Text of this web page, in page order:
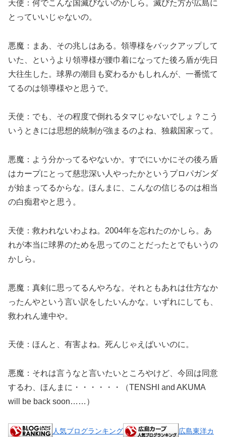
天使：何でこんな国滅びないのかしら。滅びた方が広島に
とっていいじゃないの。
悪魔：まあ、その兆しはある。領導様をバックアップして
いた、というより領導様が腰巾着になってた後ろ盾が先日
大往生した。球界の潮目も変わるかもしれんが、一番慌て
てるのは領導様やと思うで。
天使：でも、その程度で倒れるタマじゃないでしょ？こう
いうときには思想的統制が強まるのよね、独裁国家って。
悪魔：よう分かってるやないか。すでにいかにその後ろ盾
はカープにとって慈悲深い人やったかというプロパガンダ
が始まってるからな。ほんまに、こんなの信じるのは相当
の白痴君やと思う。
天使：救われないわよね。2004年を忘れたのかしら。あ
れが本当に球界のためを思ってのことだったとでもいうの
かしら。
悪魔：真剣に思ってるんやろな。それともあれは仕方なか
ったんやという言い訳をしたいんかな。いずれにしても、
救われん連中や。
天使：ほんと、有害よね。死んじゃえばいいのに。
悪魔：それは言うなと言いたいところやけど、今回は同意
するわ、ほんまに・・・・・・（TENSHI and AKUMA
will be back soon……）
人気ブログランキング
広島東洋カ